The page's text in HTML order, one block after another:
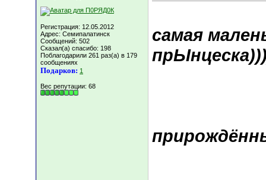
Регистрация: 12.05.2012
Адрес: Семипалатинск
Сообщений: 502
Сказал(а) спасибо: 198
Поблагодарили 261 раз(а) в 179
сообщениях
Подарков: 1
Вес репутации: 68
самая